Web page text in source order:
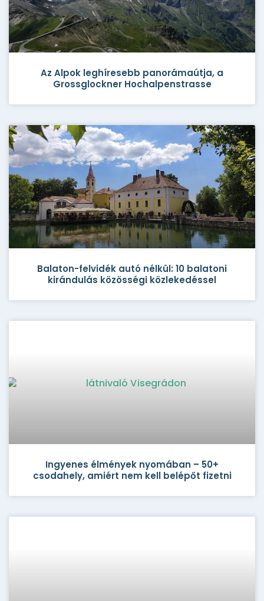
Az Alpok leghíresebb panorámaútja, a
Grossglockner Hochalpenstrasse
Balaton-felvidék autó nélkül: 10 balatoni
kirándulás közösségi közlekedéssel
Ingyenes élmények nyomában – 50+
csodahely, amiért nem kell belépőt fizetni